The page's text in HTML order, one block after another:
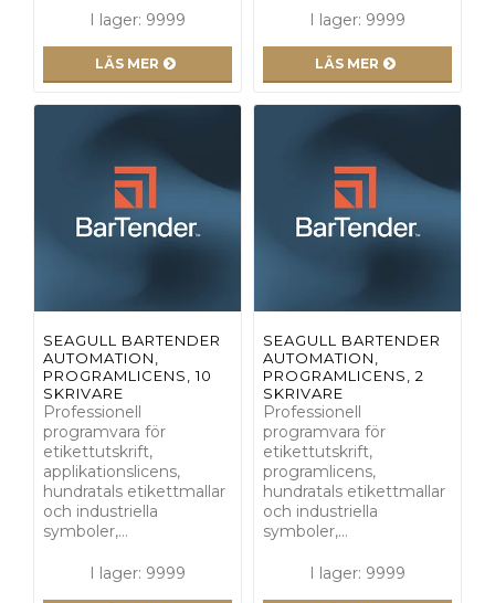
I lager: 9999
LÄS MER
I lager: 9999
LÄS MER
SEAGULL BARTENDER
AUTOMATION,
PROGRAMLICENS, 10
SKRIVARE
Professionell
programvara för
etikettutskrift,
applikationslicens,
hundratals etikettmallar
och industriella
symboler,…
I lager: 9999
SEAGULL BARTENDER
AUTOMATION,
PROGRAMLICENS, 2
SKRIVARE
Professionell
programvara för
etikettutskrift,
programlicens,
hundratals etikettmallar
och industriella
symboler,…
I lager: 9999